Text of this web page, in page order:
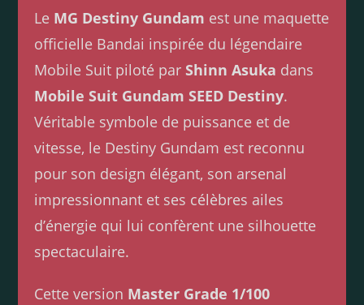
Le MG Destiny Gundam est une maquette
officielle Bandai inspirée du légendaire
Mobile Suit piloté parShinn Asuka dans
Mobile Suit Gundam SEED Destiny.
Véritable symbole de puissance et de
vitesse, le Destiny Gundam est reconnu
pour son design élégant, son arsenal
impressionnant et ses célèbres ailes
d’énergie qui lui confèrent une silhouette
spectaculaire.
Cette version Master Grade 1/100